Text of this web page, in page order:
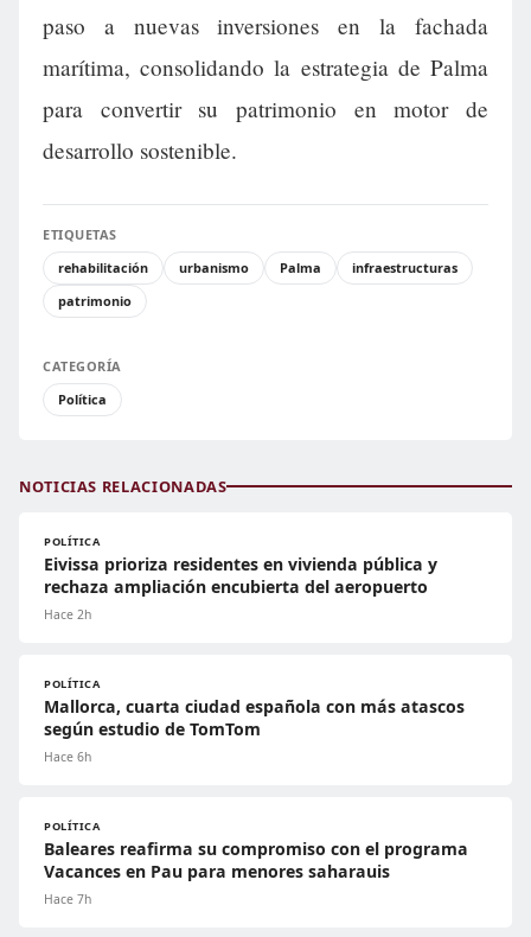
paso a nuevas inversiones en la fachada
marítima, consolidando la estrategia de Palma
para convertir su patrimonio en motor de
desarrollo sostenible.
ETIQUETAS
rehabilitación
urbanismo Palma
infraestructuras
patrimonio
CATEGORÍA
Política
NOTICIAS RELACIONADAS
POLÍTICA
Eivissa prioriza residentes en vivienda pública y
rechaza ampliación encubierta del aeropuerto
Hace 2h
POLÍTICA
Mallorca, cuarta ciudad española con más atascos
según estudio de TomTom
Hace 6h
POLÍTICA
Baleares reafirma su compromiso con el programa
Vacances en Pau para menores saharauis
Hace 7h